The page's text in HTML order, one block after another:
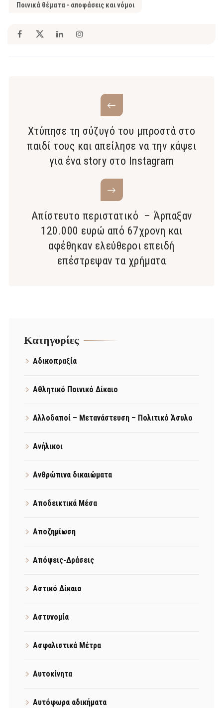
Ποινικά θέματα - αποφάσεις και νόμοι
Χτύπησε τη σύζυγό του μπροστά στο
παιδί τους και απείλησε να την κάψει
για ένα story στο Ιnstagram
Απίστευτο περιστατικό – Άρπαξαν
120.000 ευρώ από 67χρονη και
αφέθηκαν ελεύθεροι επειδή
επέστρεψαν τα χρήματα
Kατηγορίες
Αδικοπραξία
Αθλητικό Ποινικό Δίκαιο
Αλλοδαποί – Μετανάστευση – Πολιτικό Άσυλο
Ανήλικοι
Ανθρώπινα δικαιώματα
Αποδεικτικά Μέσα
Αποζημίωση
Απόψεις-Δράσεις
Αστικό Δίκαιο
Αστυνομία
Ασφαλιστικά Μέτρα
Αυτοκίνητα
Αυτόφωρα αδικήματα